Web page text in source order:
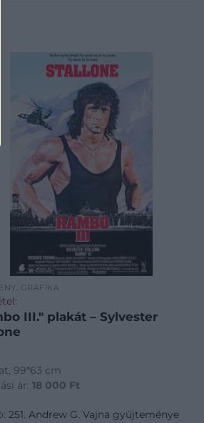
GRAFIKA
III." plakát – Sylvester
99*63 cm
ár:18 000 Ft
251. Andrew G. Vajna gyűjteménye